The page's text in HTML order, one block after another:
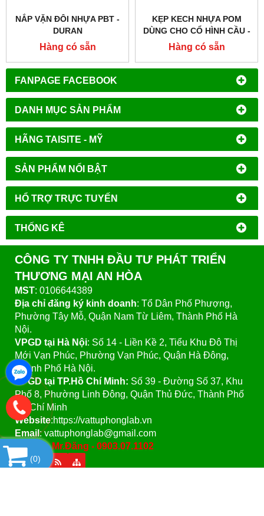
FANPAGE FACEBOOK
DANH MỤC SẢN PHẨM
HÃNG TAISITE - MỸ
SẢN PHẨM NỔI BẬT
HỔ TRỢ TRỰC TUYẾN
THỐNG KÊ
NẮP VẶN ĐÔI NHỰA PBT -
DURAN
Hàng có sẵn
KẸP KECH NHỰA POM
DÙNG CHO CỔ HÌNH CẦU -
DURAN
Hàng có sẵn
CÔNG TY TNHH ĐẦU TƯ PHÁT TRIỂN
THƯƠNG MẠI AN HÒA
MST: 0106644389
Địa chỉ đăng ký kinh doanh: Tổ Dân Phố Phượng,
Phường Tây Mỗ, Quận Nam Từ Liêm, Thành Phố Hà
Nội.
VPGD tại Hà Nội: Số 14 - Liền Kề 2, Tiểu Khu Đô Thị
Mới Vạn Phúc, Phường Vạn Phúc, Quận Hà Đông,
Thành Phố Hà Nội.
VPGD tại TP.Hồ Chí Minh: Số 39 - Đường Số 37, Khu
Phố 8, Phường Linh Đông, Quận Thủ Đức, Thành Phố
Hồ Chí Minh
Website:https://vattuphonglab.vn
Email: vattuphonglab@gmail.com
Hotline: Mr.Đăng - 0903.07.1102
(0)